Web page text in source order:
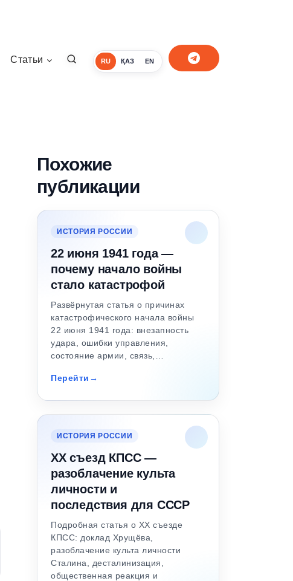
RU ҚАЗ EN
Статьи
Похожие
публикации
ИСТОРИЯ РОССИИ
22 июня 1941 года —
почему начало войны
стало катастрофой
Развёрнутая статья о причинах
катастрофического начала войны
22 июня 1941 года: внезапность
удара, ошибки управления,
состояние армии, связь,…
Перейти
ИСТОРИЯ РОССИИ
XX съезд КПСС —
разоблачение культа
личности и
последствия для СССР
Подробная статья о XX съезде
КПСС: доклад Хрущёва,
разоблачение культа личности
Сталина, десталинизация,
общественная реакция и